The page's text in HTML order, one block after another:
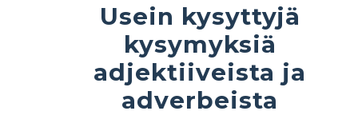
Usein kysyttyjä
kysymyksiä
adjektiiveista ja
adverbeista